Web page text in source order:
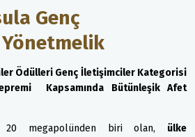
Genç
Ödülleri Genç İletişimciler Kategorisi
Kapsamında Bütünleşik Afet
20 megapolünden biri olan, ülke